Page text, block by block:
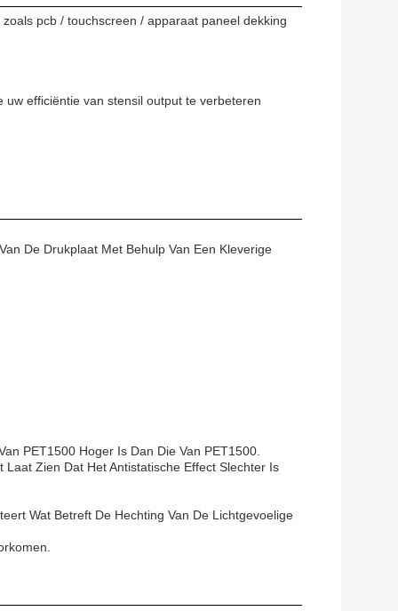
pcb / touchscreen / apparaat paneel dekking
efficiëntie van stensil output te verbeteren
De Drukplaat Met Behulp Van Een Kleverige
PET1500 Hoger Is Dan Die Van PET1500.
Laat Zien Dat Het Antistatische Effect Slechter Is
Wat Betreft De Hechting Van De Lichtgevoelige